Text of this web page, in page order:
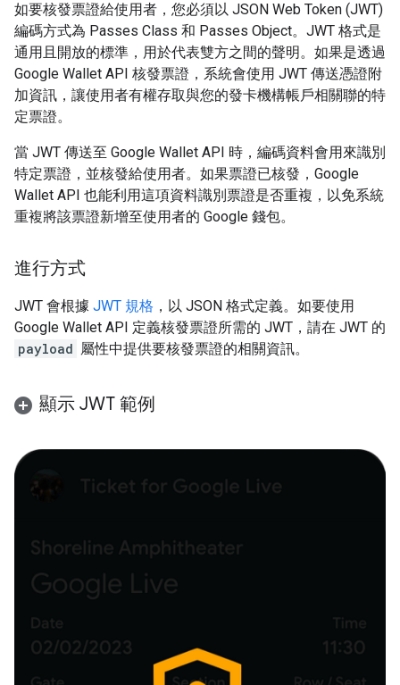
如要核發票證給使用者，您必須以 JSON Web Token (JWT)
編碼方式為 Passes Class 和 Passes Object。JWT 格式是
通用且開放的標準，用於代表雙方之間的聲明。如果是透過
Google Wallet API 核發票證，系統會使用 JWT 傳送憑證附
加資訊，讓使用者有權存取與您的發卡機構帳戶相關聯的特
定票證。
當 JWT 傳送至 Google Wallet API 時，編碼資料會用來識別
特定票證，並核發給使用者。如果票證已核發，Google
Wallet API 也能利用這項資料識別票證是否重複，以免系統
重複將該票證新增至使用者的 Google 錢包。
進行方式
JWT 會根據 JWT 規格 ，以 JSON 格式定義。如要使用
Google Wallet API 定義核發票證所需的 JWT，請在 JWT 的
payload 屬性中提供要核發票證的相關資訊。
顯示 JWT 範例